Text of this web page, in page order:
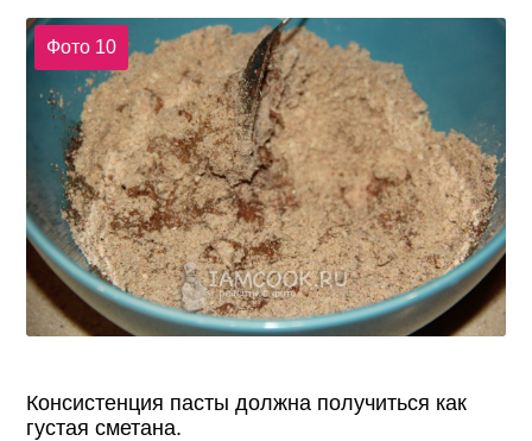
Фото 10
Консистенция пасты должна получиться как
густая сметана.